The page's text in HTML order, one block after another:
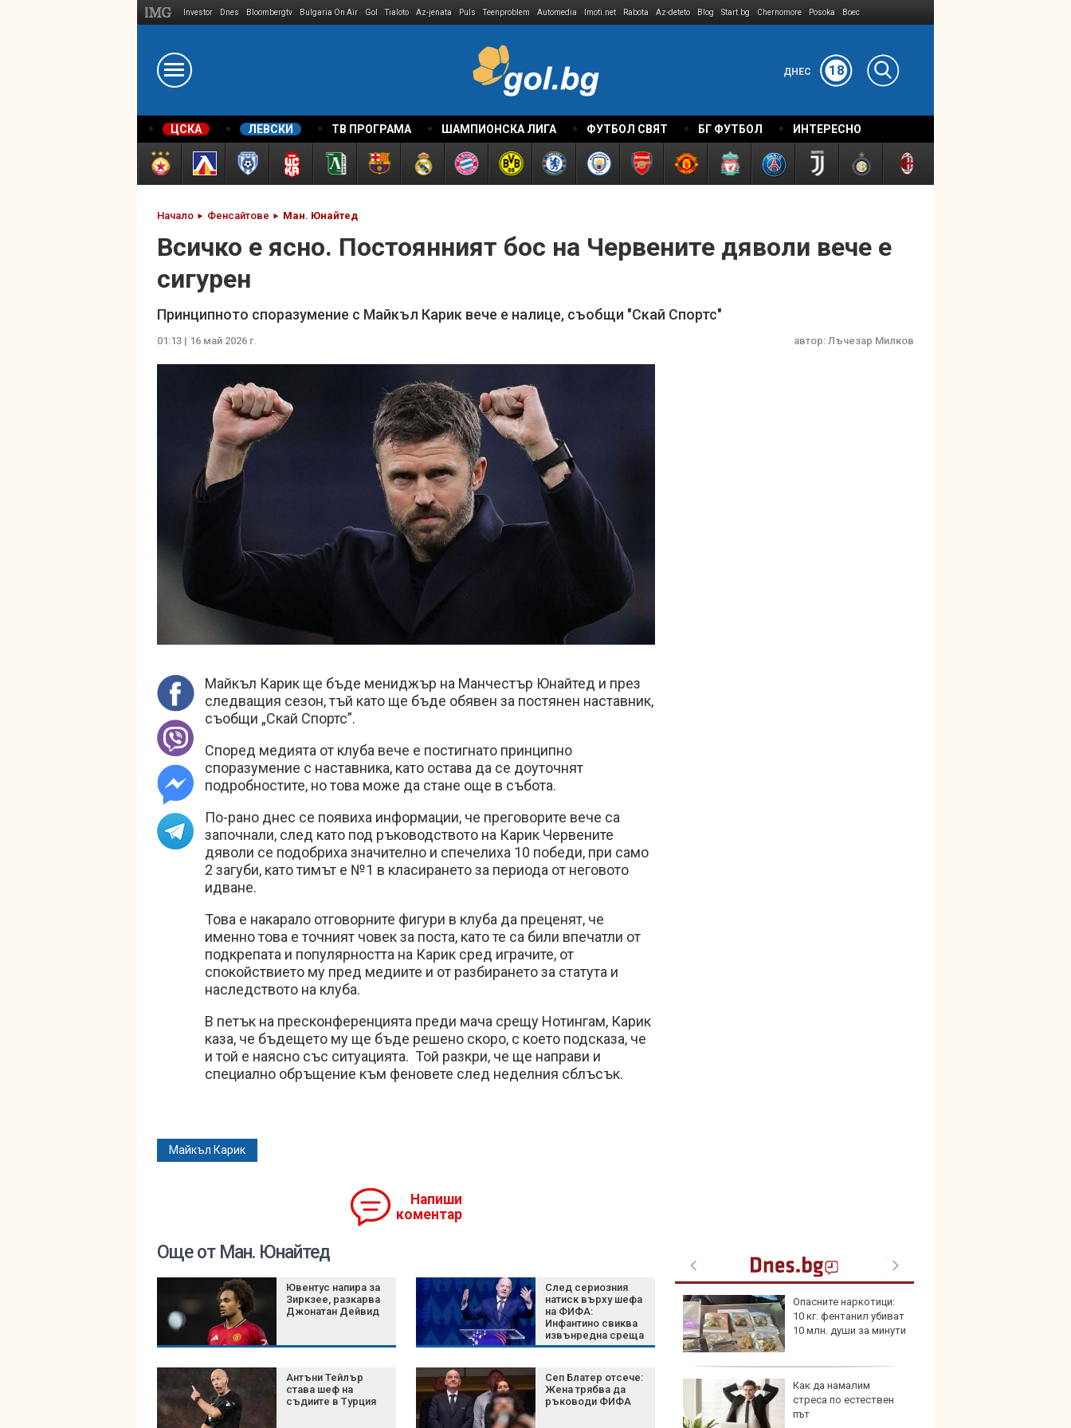
Investor Dnes Bloombergtv Bulgaria On Air Gol Tialoto Az-jenata Puls Teenproblem Automedia Imoti.net Rabota Az-deteto Blog Start.bg Chernomore Posoka Boec
ДНЕС 18
ЦСКА ЛЕВСКИ ТВ ПРОГРАМА ШАМПИОНСКА ЛИГА ФУТБОЛ СВЯТ БГ ФУТБОЛ ИНТЕРЕСНО
Начало Фенсайтове Ман. Юнайтед
Всичко е ясно. Постоянният бос на Червените дяволи вече е
сигурен
Принципното споразумение с Майкъл Карик вече е налице, съобщи "Скай Спортс"
01:13 | 16 май 2026 г. автор: Лъчезар Милков
Майкъл Карик ще бъде мениджър на Манчестър Юнайтед и през
следващия сезон, тъй като ще бъде обявен за постянен наставник,
съобщи „Скай Спортс”.
Според медията от клуба вече е постигнато принципно
споразумение с наставника, като остава да се доуточнят
подробностите, но това може да стане още в събота.
По-рано днес се появиха информации, че преговорите вече са
започнали, след като под ръководството на Карик Червените
дяволи се подобриха значително и спечелиха 10 победи, при само
2 загуби, като тимът е №1 в класирането за периода от неговото
идване.
Това е накарало отговорните фигури в клуба да преценят, че
именно това е точният човек за поста, като те са били впечатли от
подкрепата и популярността на Карик сред играчите, от
спокойствието му пред медиите и от разбирането за статута и
наследството на клуба.
В петък на пресконференцията преди мача срещу Нотингам, Карик
каза, че бъдещето му ще бъде решено скоро, с което подсказа, че
и той е наясно със ситуацията. Той разкри, че ще направи и
специално обръщение към феновете след неделния сблъсък.
Майкъл Карик
Напиши
коментар
Още от Ман. Юнайтед
Ювентус напира за
Зиркзее, разкарва
Джонатан Дейвид
След сериозния
натиск върху шефа
на ФИФА:
Инфантино свиква
извънредна среща
на върха на
Антъни Тейлър
става шеф на
съдиите в Турция
Сеп Блатер отсече:
Жена трябва да
ръководи ФИФА
"Искаме
справедливост!":
Близките на
загиналата Даяна
Риана готви нов албум
след близо 10 години
Опасните наркотици:
10 кг. фентанил убиват
10 млн. души за минути
Как да намалим
стреса по естествен
път